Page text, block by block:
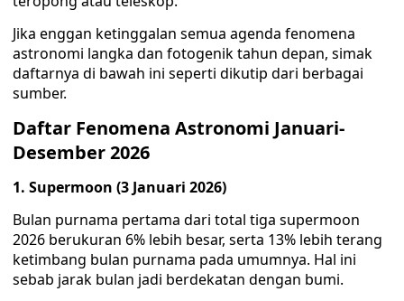
Jika enggan ketinggalan semua agenda fenomena
astronomi langka dan fotogenik tahun depan, simak
daftarnya di bawah ini seperti dikutip dari berbagai
sumber.
Daftar Fenomena Astronomi Januari-
Desember 2026
1. Supermoon (3 Januari 2026)
Bulan purnama pertama dari total tiga supermoon
2026 berukuran 6% lebih besar, serta 13% lebih terang
ketimbang bulan purnama pada umumnya. Hal ini
sebab jarak bulan jadi berdekatan dengan bumi.